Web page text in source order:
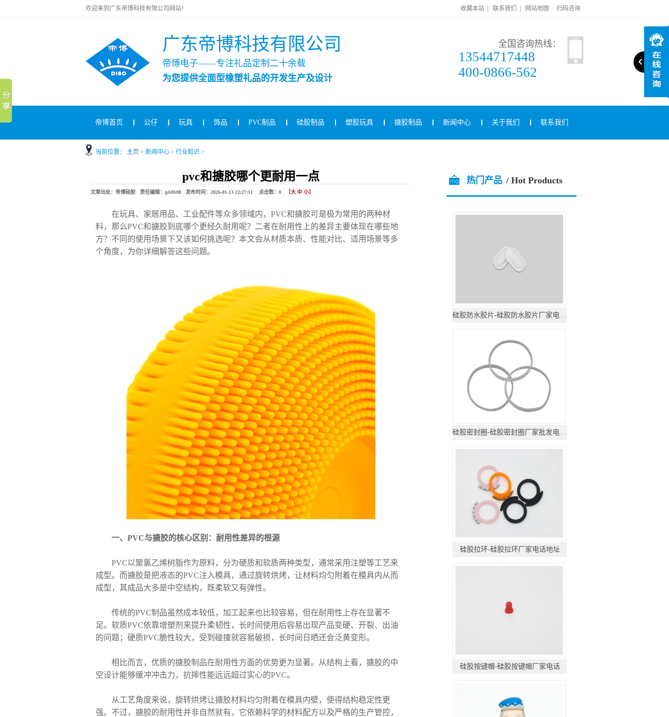
收藏本站 联系我们 网站地图 扫码咨询
欢迎来到广东帝博科技有限公司网站！
广东帝博科技有限公司
帝博电子——专注礼品定制二十余载
为您提供全面型橡塑礼品的开发生产及设计
全国咨询热线：
13544717448
400-0866-562
帝博首页 公仔 玩具 饰品 PVC制品 硅胶制品 塑胶玩具 搪胶制品 新闻中心 关于我们 联系我们
当前位置： 主页 > 新闻中心 > 行业知识 >
pvc和搪胶哪个更耐用一点
文章出处：帝博硅胶 责任编辑：gddb88 发布时间：2026-01-13 22:27:11 点击数： 0 【大 中 小】
在玩具、家居用品、工业配件等众多领域内，PVC和搪胶可是极为常用的两种材
料，那么PVC和搪胶到底哪个更经久耐用呢？二者在耐用性上的差异主要体现在哪些地
方？不同的使用场景下又该如何挑选呢？本文会从材质本质、性能对比、适用场景等多
个角度，为你详细解答这些问题。
一、PVC与搪胶的核心区别：耐用性差异的根源
PVC以聚氯乙烯树脂作为原料，分为硬质和软质两种类型，通常采用注塑等工艺来
成型。而搪胶是把液态的PVC注入模具，通过旋转烘烤，让材料均匀附着在模具内从而
成型，其成品大多是中空结构，既柔软又有弹性。
传统的PVC制品虽然成本较低，加工起来也比较容易，但在耐用性上存在显著不
足。软质PVC依靠增塑剂来提升柔韧性，长时间使用后容易出现产品变硬、开裂、出油
的问题；硬质PVC脆性较大，受到碰撞就容易破损，长时间日晒还会泛黄变形。
相比而言，优质的搪胶制品在耐用性方面的优势更为显著。从结构上看，搪胶的中
空设计能够缓冲冲击力，抗摔性能远远超过实心的PVC。
从工艺角度来说，旋转烘烤让搪胶材料均匀附着在模具内壁，使得结构稳定性更
强。不过，搪胶的耐用性并非自然就有，它依赖科学的材料配方以及严格的生产管控，
热门产品 / Hot Products
硅胶防水胶片-硅胶防水胶片厂家电话地址
硅胶密封圈-硅胶密封圈厂家批发电话地址
硅胶拉环-硅胶拉环厂家电话地址
硅胶按键帽-硅胶按键帽厂家电话